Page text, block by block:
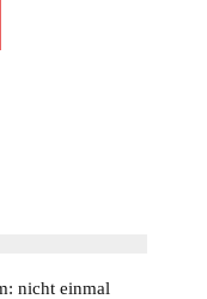
nicht einmal